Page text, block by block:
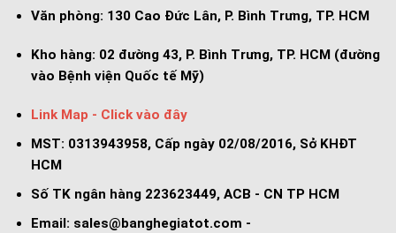
Văn phòng: 130 Cao Đức Lân, P. Bình Trưng, TP. HCM
Kho hàng: 02 đường 43, P. Bình Trưng, TP. HCM (đường
vào Bệnh viện Quốc tế Mỹ)
Link Map - Click vào đây
MST: 0313943958, Cấp ngày 02/08/2016, Sở KHĐT
HCM
Số TK ngân hàng 223623449, ACB - CN TP HCM
Email: sales@banghegiatot.com -